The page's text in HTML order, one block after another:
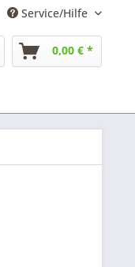
Service/Hilfe
0,00 € *